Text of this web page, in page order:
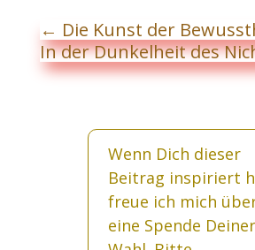
← Die Kunst der
In der Dunkelheit des
Wenn Dich dieser
Beitrag inspiriert
freue ich mich
eine Spende Deiner